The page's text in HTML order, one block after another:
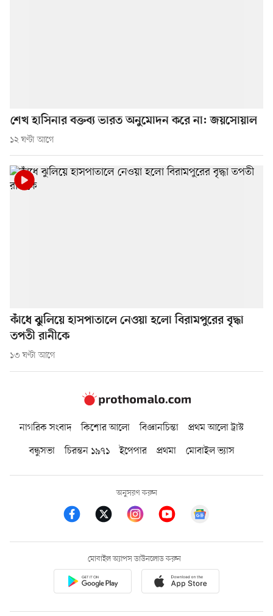
শেখ হাসিনার বক্তব্য ভারত অনুমোদন করে না: জয়সোয়াল
১২ ঘণ্টা আগে
কাঁধে ঝুলিয়ে হাসপাতালে নেওয়া হলো বিরামপুরের বৃদ্ধা
তপতী রানীকে
১৩ ঘণ্টা আগে
নাগরিক সংবাদ কিশোর আলো বিজ্ঞানচিন্তা
প্রথম আলো ট্রাস্ট
বন্ধুসভা
চিরন্তন ১৯৭১ ইপেপার প্রথমা মোবাইল ভ্যাস
অনুসরণ করুন
মোবাইল অ্যাপস ডাউনলোড করুন